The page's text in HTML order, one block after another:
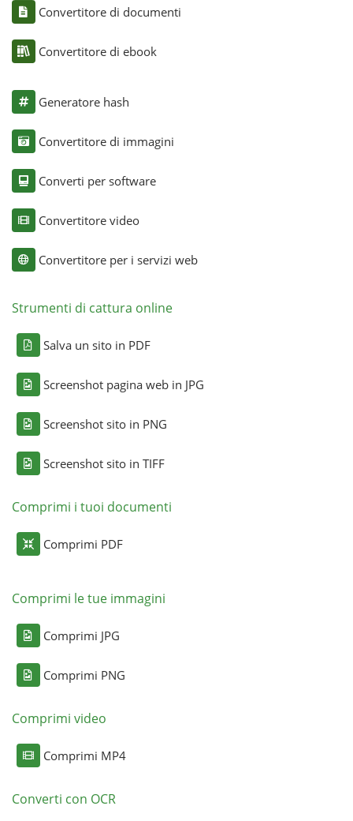
Convertitore di documenti
Convertitore di ebook
Generatore hash
Convertitore di immagini
Converti per software
Convertitore video
Convertitore per i servizi web
Strumenti di cattura online
Salva un sito in PDF
Screenshot pagina web in JPG
Screenshot sito in PNG
Screenshot sito in TIFF
Comprimi i tuoi documenti
Comprimi PDF
Comprimi le tue immagini
Comprimi JPG
Comprimi PNG
Comprimi video
Comprimi MP4
Converti con OCR